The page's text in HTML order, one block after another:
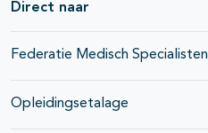
Direct naar
Federatie Medisch Specialisten
Opleidingsetalage